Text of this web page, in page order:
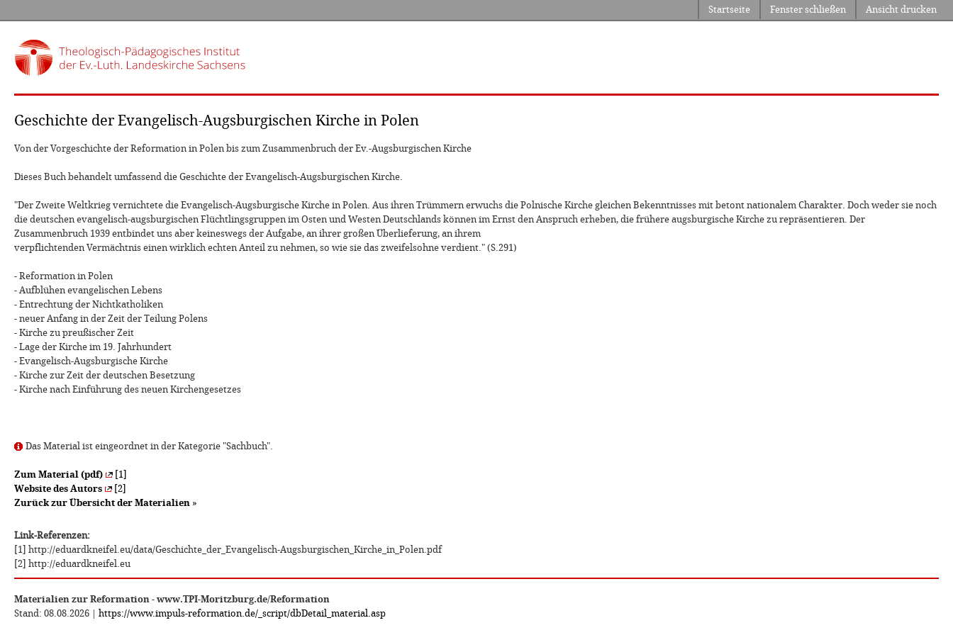
Ansicht drucken
Fenster schließen
Startseite
Geschichte der Evangelisch-Augsburgischen Kirche in Polen
Von der Vorgeschichte der Reformation in Polen bis zum Zusammenbruch der Ev.-Augsburgischen Kirche
Dieses Buch behandelt umfassend die Geschichte der Evangelisch-Augsburgischen Kirche.
"Der Zweite Weltkrieg vernichtete die Evangelisch-Augsburgische Kirche in Polen. Aus ihren Trümmern erwuchs die Polnische Kirche gleichen Bekenntnisses mit betont nationalem Charakter. Doch weder sie noch
die deutschen evangelisch-augsburgischen Flüchtlingsgruppen im Osten und Westen Deutschlands können im Ernst den Anspruch erheben, die frühere augsburgische Kirche zu repräsentieren. Der
Zusammenbruch 1939 entbindet uns aber keineswegs der Aufgabe, an ihrer großen Überlieferung, an ihrem
verpflichtenden Vermächtnis einen wirklich echten Anteil zu nehmen, so wie sie das zweifelsohne verdient." (S.291)
- Reformation in Polen
- Aufblühen evangelischen Lebens
- Entrechtung der Nichtkatholiken
- neuer Anfang in der Zeit der Teilung Polens
- Kirche zu preußischer Zeit
- Lage der Kirche im 19. Jahrhundert
- Evangelisch-Augsburgische Kirche
- Kirche zur Zeit der deutschen Besetzung
- Kirche nach Einführung des neuen Kirchengesetzes
Das Material ist eingeordnet in der Kategorie "Sachbuch".
Zum Material (pdf)
[1]
Website des Autors
[2]
Zurück zur Übersicht der Materialien »
Link-Referenzen:
[1] http://eduardkneifel.eu/data/Geschichte_der_Evangelisch-Augsburgischen_Kirche_in_Polen.pdf
[2] http://eduardkneifel.eu
Materialien zur Reformation - www.TPI-Moritzburg.de/Reformation
Stand: 08.08.2026 | https://www.impuls-reformation.de/_script/dbDetail_material.asp